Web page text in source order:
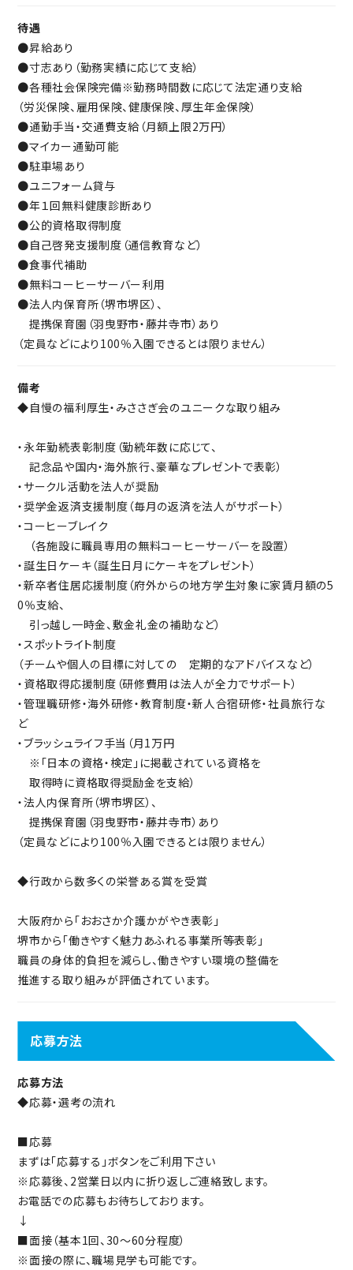
待遇
●昇給あり
●寸志あり（勤務実績に応じて支給）
●各種社会保険完備※勤務時間数に応じて法定通り支給
（労災保険、雇用保険、健康保険、厚生年金保険）
●通勤手当・交通費支給（月額上限2万円）
●マイカー通勤可能
●駐車場あり
●ユニフォーム貸与
●年１回無料健康診断あり
●公的資格取得制度
●自己啓発支援制度（通信教育など）
●食事代補助
●無料コーヒーサーバー利用
●法人内保育所（堺市堺区）、
提携保育園（羽曳野市・藤井寺市）あり
（定員などにより100％入園できるとは限りません）
備考
◆自慢の福利厚生・みささぎ会のユニークな取り組み
・永年勤続表彰制度（勤続年数に応じて、
記念品や国内・海外旅行、豪華なプレゼントで表彰）
・サークル活動を法人が奨励
・奨学金返済支援制度（毎月の返済を法人がサポート）
・コーヒーブレイク
（各施設に職員専用の無料コーヒーサーバーを設置）
・誕生日ケーキ（誕生日月にケーキをプレゼント）
・新卒者住居応援制度（府外からの地方学生対象に家賃月額の5
0％支給、
引っ越し一時金、敷金礼金の補助など）
・スポットライト制度
（チームや個人の目標に対しての 定期的なアドバイスなど）
・資格取得応援制度（研修費用は法人が全力でサポート）
・管理職研修・海外研修・教育制度・新人合宿研修・社員旅行な
ど
・ブラッシュライフ手当（月1万円
※「日本の資格・検定」に掲載されている資格を
取得時に資格取得奨励金を支給）
・法人内保育所（堺市堺区）、
提携保育園（羽曳野市・藤井寺市）あり
（定員などにより100％入園できるとは限りません）
◆行政から数多くの栄誉ある賞を受賞
大阪府から「おおさか介護かがやき表彰」
堺市から「働きやすく魅力あふれる事業所等表彰」
職員の身体的負担を減らし、働きやすい環境の整備を
推進する取り組みが評価されています。
応募方法
応募方法
◆応募・選考の流れ
■応募
まずは「応募する」ボタンをご利用下さい
※応募後、2営業日以内に折り返しご連絡致します。
お電話での応募もお待ちしております。
↓
■面接（基本1回、30～60分程度）
※面接の際に、職場見学も可能です。